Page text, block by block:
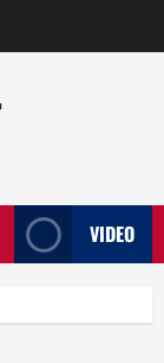
VIDEO